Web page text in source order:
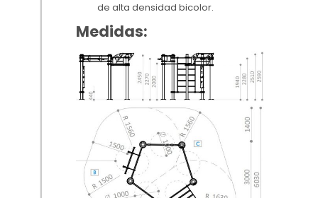
de alta densidad bicolor.
Medidas: